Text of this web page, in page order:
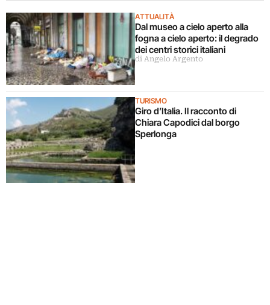
ATTUALITÀ
Dal museo a cielo aperto alla
fogna a cielo aperto: il degrado
dei centri storici italiani
di Angelo Argento
TURISMO
Giro d’Italia. Il racconto di
Chiara Capodici dal borgo
Sperlonga